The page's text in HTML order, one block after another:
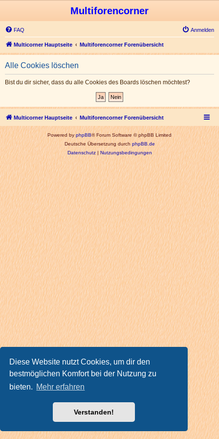
Diese Website nutzt Cookies, um dir den
bestmöglichen Komfort bei der Nutzung zu
bieten. Mehr erfahren
Verstanden!
Multiforencorner
FAQ Anmelden
Multicorner Hauptseite Multiforencorner Forenübersicht
Alle Cookies löschen
Bist du dir sicher, dass du alle Cookies des Boards löschen möchtest?
Multicorner Hauptseite Multiforencorner Forenübersicht
Powered byphpBB® Forum Software © phpBB Limited
Deutsche Übersetzung durchphpBB.de
Datenschutz|Nutzungsbedingungen